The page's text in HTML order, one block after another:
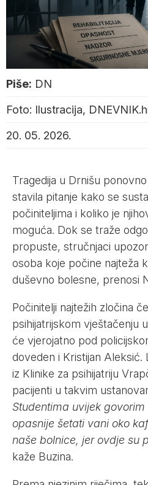
Piše: DN
Foto: Ilustracija,
20. 05. 2026.
Tragedija u Drnišu
stavila pitanje kako se
počiniteljima i koliko je
moguća. Dok se traže
propuste, stručnjaci
osoba koje počine najteža
duševno bolesne, prenosi
Počinitelji najtežih zločina
psihijatrijskom vještačenju
će vjerojatno pod
doveden i Kristijan Aleksić.
iz Klinike za psihijatriju
pacijenti u takvim
Studentima uvijek
opasnije šetati vani oko
naše bolnice, jer ovdje su
kaže Buzina.